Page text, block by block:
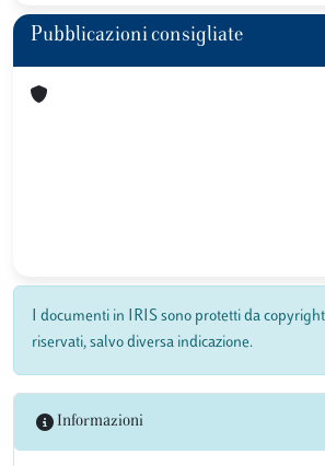
Pubblicazioni consigliate
I documenti in IRIS sono protetti da
riservati, salvo diversa indicazione.
Informazioni